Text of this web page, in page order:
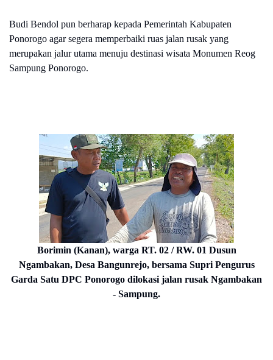
Budi Bendol pun berharap kepada Pemerintah Kabupaten
Ponorogo agar segera memperbaiki ruas jalan rusak yang
merupakan jalur utama menuju destinasi wisata Monumen Reog
Sampung Ponorogo.
Borimin (Kanan), warga RT. 02 / RW. 01 Dusun
Ngambakan, Desa Bangunrejo, bersama Supri Pengurus
Garda Satu DPC Ponorogo dilokasi jalan rusak Ngambakan
- Sampung.